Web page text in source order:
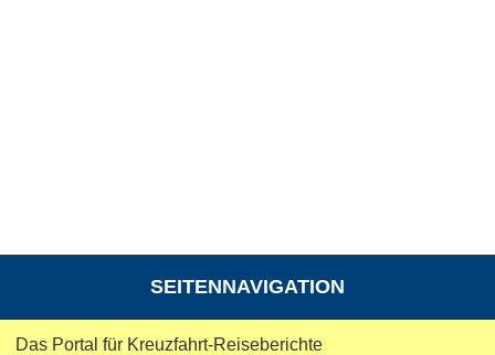
SEITENNAVIGATION
Das Portal für Kreuzfahrt-Reiseberichte